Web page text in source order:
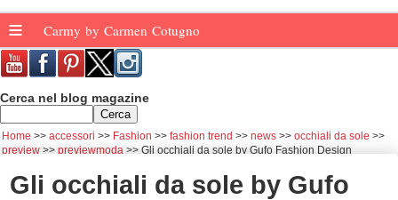
≡ Carmy by Carmen Cotugno
Cerca nel blog magazine
Home accessori Fashion fashion trend news
occhiali da sole
preview
previewmoda Gli occhiali da sole by Gufo Fashion Design
Gli occhiali da sole by Gufo